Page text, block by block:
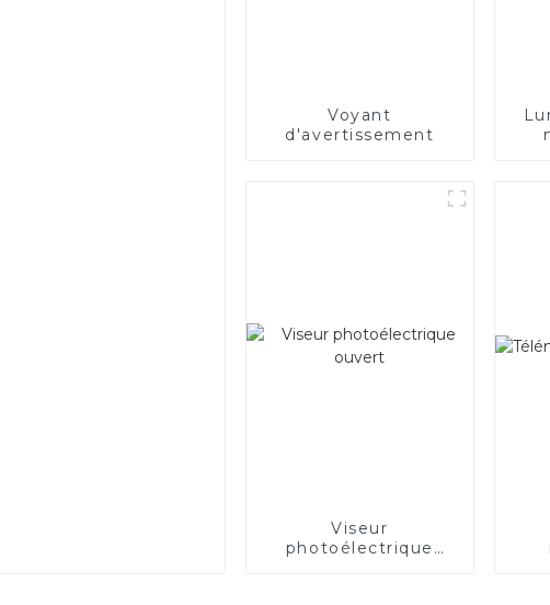
Voyant
d'avertissement
Viseur
photoélectrique